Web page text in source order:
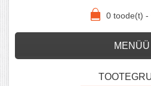
0toode(t) -
MENÜÜ